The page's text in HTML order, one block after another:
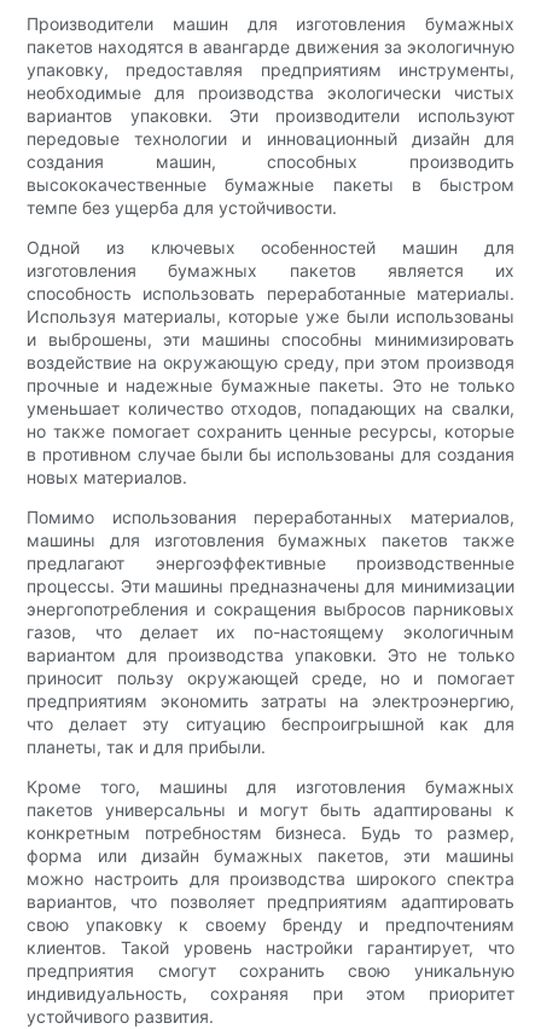
Производители машин для изготовления бумажных
пакетов находятся в авангарде движения за экологичную
упаковку, предоставляя предприятиям инструменты,
необходимые для производства экологически чистых
вариантов упаковки. Эти производители используют
передовые технологии и инновационный дизайн для
создания машин, способных производить
высококачественные бумажные пакеты в быстром
темпе без ущерба для устойчивости.
Одной из ключевых особенностей машин для
изготовления бумажных пакетов является их
способность использовать переработанные материалы.
Используя материалы, которые уже были использованы
и выброшены, эти машины способны минимизировать
воздействие на окружающую среду, при этом производя
прочные и надежные бумажные пакеты. Это не только
уменьшает количество отходов, попадающих на свалки,
но также помогает сохранить ценные ресурсы, которые
в противном случае были бы использованы для создания
новых материалов.
Помимо использования переработанных материалов,
машины для изготовления бумажных пакетов также
предлагают энергоэффективные производственные
процессы. Эти машины предназначены для минимизации
энергопотребления и сокращения выбросов парниковых
газов, что делает их по-настоящему экологичным
вариантом для производства упаковки. Это не только
приносит пользу окружающей среде, но и помогает
предприятиям экономить затраты на электроэнергию,
что делает эту ситуацию беспроигрышной как для
планеты, так и для прибыли.
Кроме того, машины для изготовления бумажных
пакетов универсальны и могут быть адаптированы к
конкретным потребностям бизнеса. Будь то размер,
форма или дизайн бумажных пакетов, эти машины
можно настроить для производства широкого спектра
вариантов, что позволяет предприятиям адаптировать
свою упаковку к своему бренду и предпочтениям
клиентов. Такой уровень настройки гарантирует, что
предприятия смогут сохранить свою уникальную
индивидуальность, сохраняя при этом приоритет
устойчивого развития.